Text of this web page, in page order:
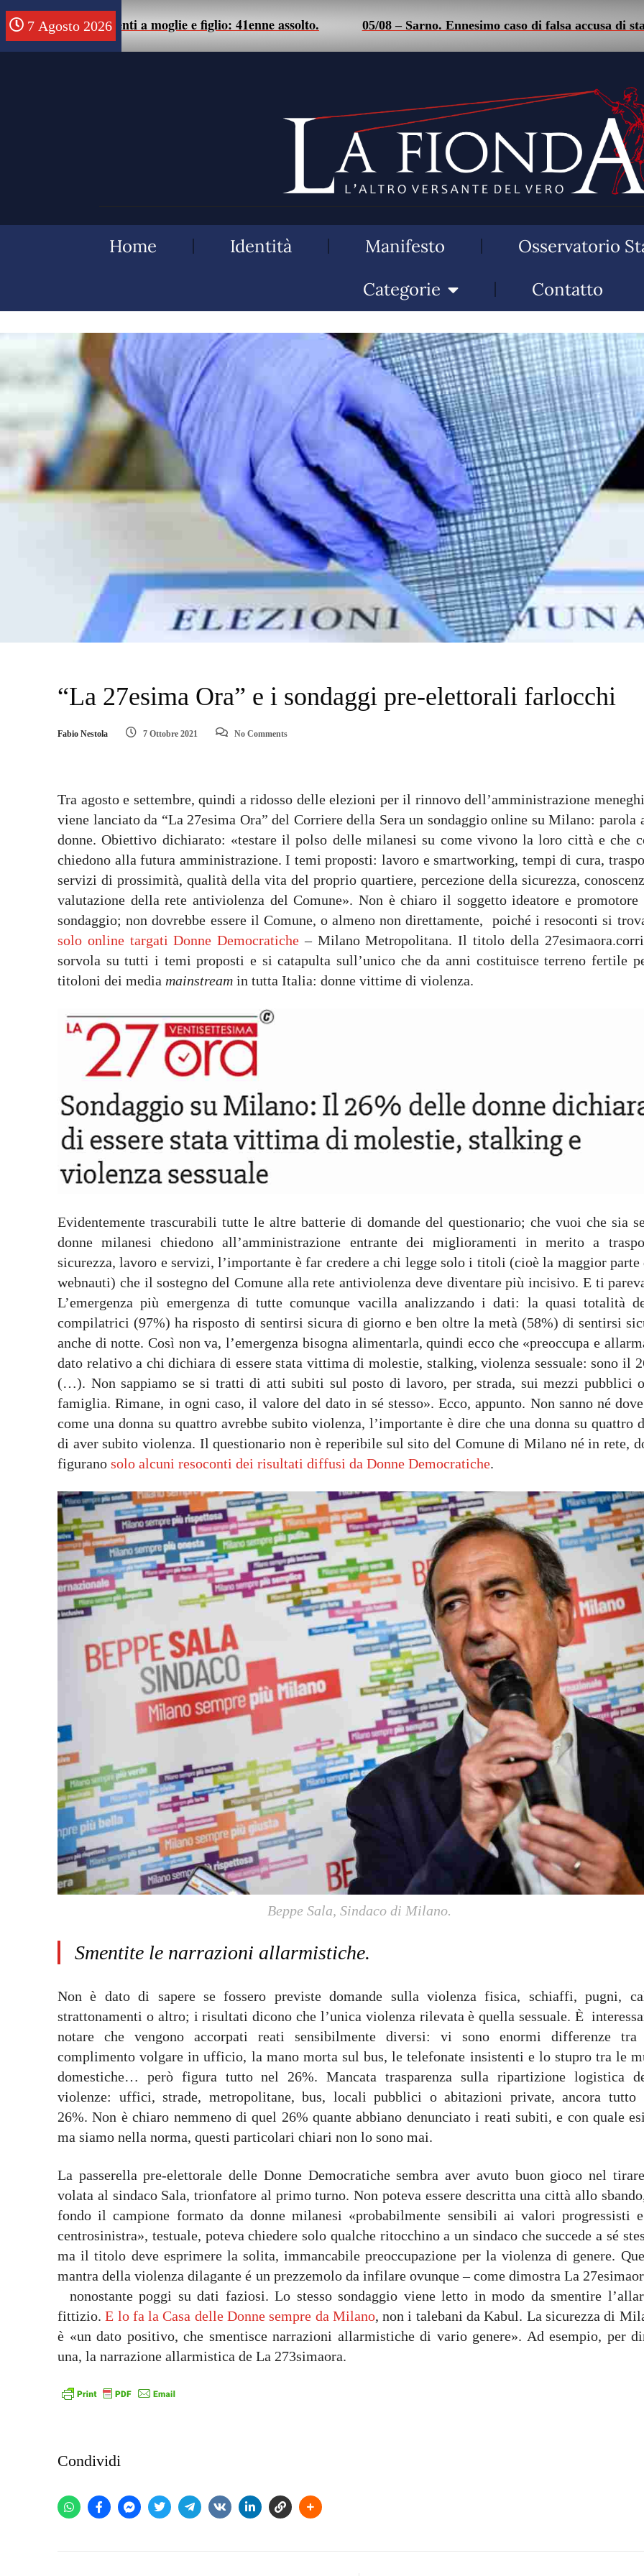
7 Agosto 2026a moglie e figlio: 41enne assolto. 05/08 – Sarno. Ennesimo caso di falsa accusa di stalking:
Home Identità Manifesto Osservatorio
Categorie
Contatto
“La 27esima Ora” e i sondaggi pre-elettorali farlocchi
Fabio Nestola 7 Ottobre 2021 No Comments
Tra agosto e settembre, quindi a ridosso delle elezioni per il rinnovo dell’amministrazione
viene lanciato da “La 27esima Ora” del Corriere della Sera un sondaggio online su Milano: parola
donne. Obiettivo dichiarato: «testare il polso delle milanesi su come vivono la loro città e che
chiedono alla futura amministrazione. I temi proposti: lavoro e smartworking, tempi di cura,
servizi di prossimità, qualità della vita del proprio quartiere, percezione della sicurezza,
valutazione della rete antiviolenza del Comune». Non è chiaro il soggetto ideatore e promotore
sondaggio; non dovrebbe essere il Comune, o almeno non direttamente, poiché i resoconti si
solo online targati Donne Democratiche – Milano Metropolitana. Il titolo della
sorvola su tutti i temi proposti e si catapulta sull’unico che da anni costituisce terreno fertile
titoloni dei media mainstream in tutta Italia: donne vittime di violenza.
Evidentemente trascurabili tutte le altre batterie di domande del questionario; che vuoi che sia
donne milanesi chiedono all’amministrazione entrante dei miglioramenti in merito a
sicurezza, lavoro e servizi, l’importante è far credere a chi legge solo i titoli (cioè la maggior parte
webnauti) che il sostegno del Comune alla rete antiviolenza deve diventare più incisivo. E ti
L’emergenza più emergenza di tutte comunque vacilla analizzando i dati: la quasi totalità
compilatrici (97%) ha risposto di sentirsi sicura di giorno e ben oltre la metà (58%) di sentirsi
anche di notte. Così non va, l’emergenza bisogna alimentarla, quindi ecco che «preoccupa e
dato relativo a chi dichiara di essere stata vittima di molestie, stalking, violenza sessuale: sono il
(…). Non sappiamo se si tratti di atti subiti sul posto di lavoro, per strada, sui mezzi pubblici
famiglia. Rimane, in ogni caso, il valore del dato in sé stesso». Ecco, appunto. Non sanno né
come una donna su quattro avrebbe subito violenza, l’importante è dire che una donna su quattro
di aver subito violenza. Il questionario non è reperibile sul sito del Comune di Milano né in rete,
figurano solo alcuni resoconti dei risultati diffusi da Donne Democratiche.
Beppe Sala, Sindaco di Milano.
Smentite le narrazioni allarmistiche.
Non è dato di sapere se fossero previste domande sulla violenza fisica, schiaffi, pugni,
strattonamenti o altro; i risultati dicono che l’unica violenza rilevata è quella sessuale. È
notare che vengono accorpati reati sensibilmente diversi: vi sono enormi differenze tra
complimento volgare in ufficio, la mano morta sul bus, le telefonate insistenti e lo stupro tra le
domestiche… però figura tutto nel 26%. Mancata trasparenza sulla ripartizione logistica
violenze: uffici, strade, metropolitane, bus, locali pubblici o abitazioni private, ancora tutto
26%. Non è chiaro nemmeno di quel 26% quante abbiano denunciato i reati subiti, e con quale
ma siamo nella norma, questi particolari chiari non lo sono mai.
La passerella pre-elettorale delle Donne Democratiche sembra aver avuto buon gioco nel
volata al sindaco Sala, trionfatore al primo turno. Non poteva essere descritta una città allo
fondo il campione formato da donne milanesi «probabilmente sensibili ai valori progressisti
centrosinistra», testuale, poteva chiedere solo qualche ritocchino a un sindaco che succede a sé
ma il titolo deve esprimere la solita, immancabile preoccupazione per la violenza di genere.
mantra della violenza dilagante é un prezzemolo da infilare ovunque – come dimostra La
nonostante poggi su dati faziosi. Lo stesso sondaggio viene letto in modo da smentire
fittizio.E lo fa la Casa delle Donne sempre da Milano, non i talebani da Kabul. La sicurezza di
è «un dato positivo, che smentisce narrazioni allarmistiche di vario genere». Ad esempio, per
una, la narrazione allarmistica de La 273simaora.
Condividi